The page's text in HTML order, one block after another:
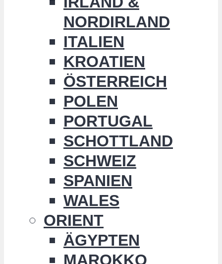
NORDIRLAND
ITALIEN
KROATIEN
ÖSTERREICH
POLEN
PORTUGAL
SCHOTTLAND
SCHWEIZ
SPANIEN
WALES
ORIENT
ÄGYPTEN
MAROKKO